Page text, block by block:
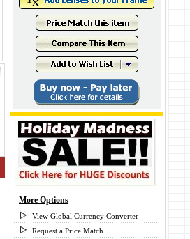
More Options
View Global Currency Converter
Request a Price Match